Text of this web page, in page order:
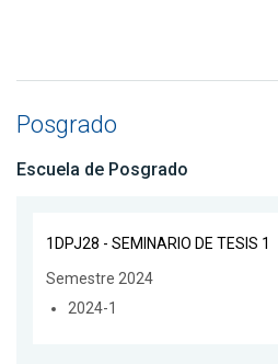
Posgrado
Escuela de Posgrado
1DPJ28 - SEMINARIO DE TESIS 1
Semestre 2024
2024-1